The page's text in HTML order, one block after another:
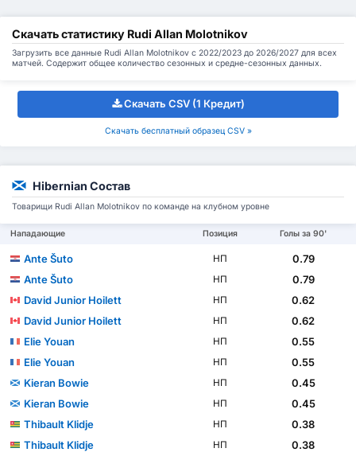
Скачать статистику Rudi Allan Molotnikov
Загрузить все данные Rudi Allan Molotnikov с 2022/2023 до 2026/2027 для всех
матчей. Содержит общее количество сезонных и средне-сезонных данных.
Скачать CSV (1 Кредит)
Скачать бесплатный образец CSV »
Hibernian Состав
Товарищи Rudi Allan Molotnikov по команде на клубном уровне
Нападающие Позиция Голы за 90'
Ante Šuto НП
0.79
Ante Šuto
НП
0.79
David Junior Hoilett
НП
0.62
David Junior Hoilett
НП
0.62
Elie Youan
НП
0.55
Elie Youan
НП
0.55
Kieran Bowie
НП
0.45
Kieran Bowie
НП
0.45
Thibault Klidje
НП
0.38
Thibault Klidje
НП
0.38